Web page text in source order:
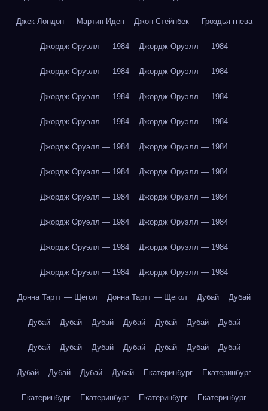
Джек Лондон — Мартин Иден Джон Стейнбек — Гроздья гнева
Джордж Оруэлл — 1984 Джордж Оруэлл — 1984
Джордж Оруэлл — 1984 Джордж Оруэлл — 1984
Джордж Оруэлл — 1984 Джордж Оруэлл — 1984
Джордж Оруэлл — 1984 Джордж Оруэлл — 1984
Джордж Оруэлл — 1984 Джордж Оруэлл — 1984
Джордж Оруэлл — 1984 Джордж Оруэлл — 1984
Джордж Оруэлл — 1984 Джордж Оруэлл — 1984
Джордж Оруэлл — 1984 Джордж Оруэлл — 1984
Джордж Оруэлл — 1984 Джордж Оруэлл — 1984
Джордж Оруэлл — 1984 Джордж Оруэлл — 1984
Донна Тартт — Щегол Донна Тартт — Щегол Дубай Дубай
Дубай Дубай Дубай Дубай Дубай Дубай Дубай
Дубай Дубай Дубай Дубай Дубай Дубай Дубай
Дубай Дубай Дубай Дубай Екатеринбург Екатеринбург
Екатеринбург Екатеринбург Екатеринбург Екатеринбург